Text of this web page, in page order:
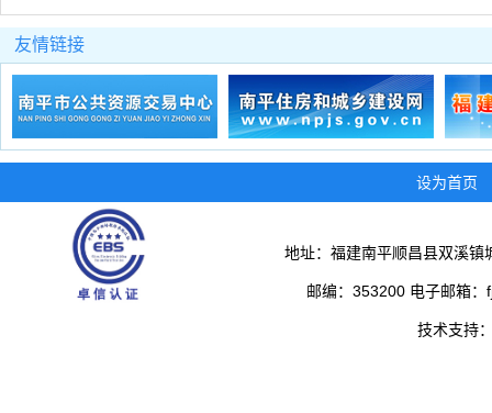
友情链接
设为首页
地址：福建南平顺昌县双溪
邮编：353200 电子邮箱
技术支持